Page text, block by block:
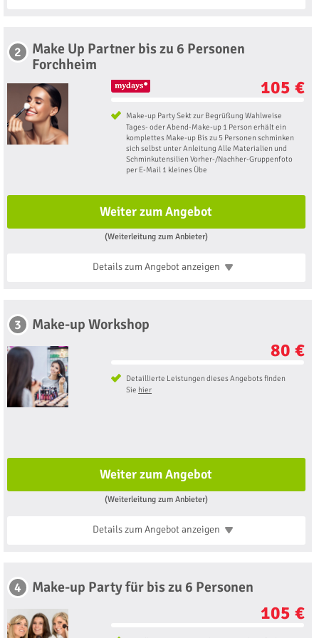
2
Make Up Partner bis zu 6 Personen
Forchheim
105 €
Make-up Party Sekt zur Begrüßung Wahlweise
Tages- oder Abend-Make-up 1 Person erhält ein
komplettes Make-up Bis zu 5 Personen schminken
sich selbst unter Anleitung Alle Materialien und
Schminkutensilien Vorher-/Nachher-Gruppenfoto
per E-Mail 1 kleines Übe
Weiter zum Angebot
(Weiterleitung zum Anbieter)
Details zum Angebotanzeigen
3 Make-up Workshop
80 €
Detaillierte Leistungen dieses Angebots finden
Sie hier
Weiter zum Angebot
(Weiterleitung zum Anbieter)
Details zum Angebotanzeigen
4 Make-up Party für bis zu 6 Personen
105 €